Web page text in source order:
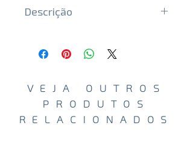
Descrição
tamanhos sob inspeção rápida
detectar itens metálicos de
pequeno porte no ato da
inspeção, como pistolas, facas,
VEJA OUTROS
PRODUTOS
RELACIONADOS